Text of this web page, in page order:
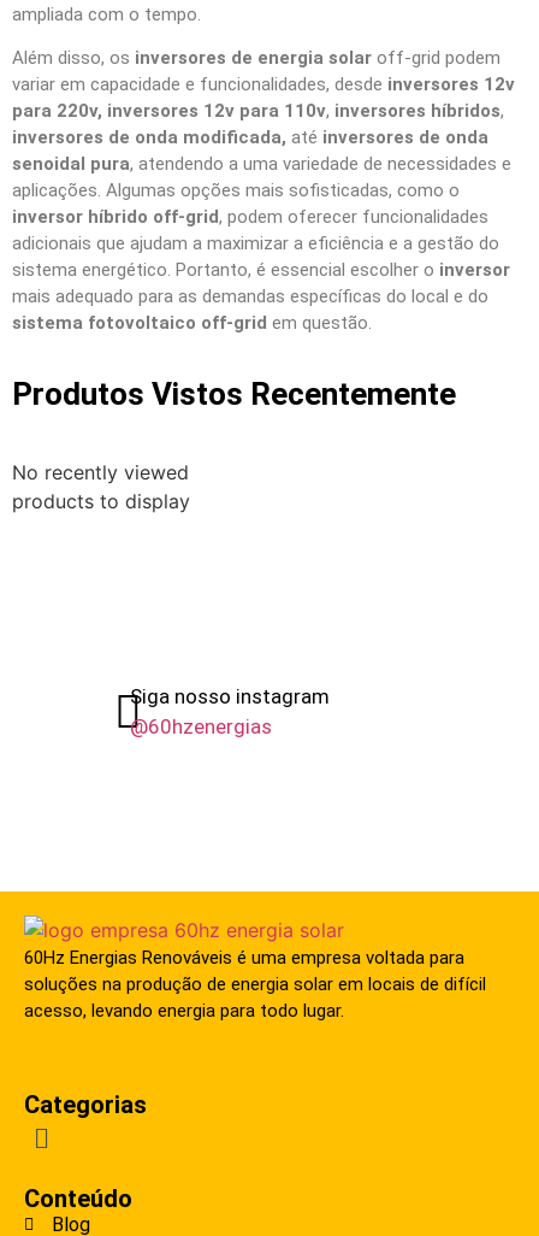
ampliada com o tempo.
Além disso, os inversores de energia solar off-grid podem
variar em capacidade e funcionalidades, desde inversores 12v
para 220v, inversores 12v para 110v, inversores híbridos,
inversores de onda modificada, até inversores de onda
senoidal pura, atendendo a uma variedade de necessidades e
aplicações. Algumas opções mais sofisticadas, como o
inversor híbrido off-grid, podem oferecer funcionalidades
adicionais que ajudam a maximizar a eficiência e a gestão do
sistema energético. Portanto, é essencial escolher o inversor
mais adequado para as demandas específicas do local e do
sistema fotovoltaico off-grid em questão.
Produtos Vistos Recentemente
No recently viewed
products to display
Siga nosso instagram
@60hzenergias
60Hz Energias Renováveis é uma empresa voltada para
soluções na produção de energia solar em locais de difícil
acesso, levando energia para todo lugar.
Categorias
Conteúdo
Blog